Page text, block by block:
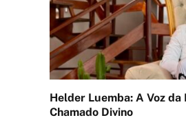
Helder Luemba: A Voz da
Chamado Divino